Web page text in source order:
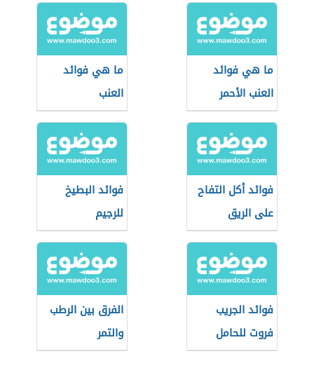
ما هي فوائد
العنب الأحمر
ما هي فوائد
العنب
فوائد أكل التفاح
على الريق
فوائد البطيخ
للرجيم
فوائد الجريب
فروت للحامل
الفرق بين الرطب
والتمر